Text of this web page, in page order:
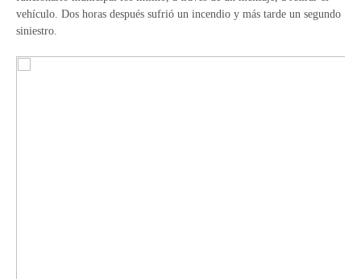
vehículo. Dos horas después sufrió un incendio y más tarde un segundo
siniestro.